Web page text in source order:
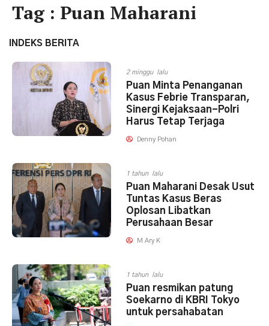
Tag : Puan Maharani
INDEKS BERITA
2 minggu lalu
Puan Minta Penanganan
Kasus Febrie Transparan,
Sinergi Kejaksaan-Polri
Harus Tetap Terjaga
Denny Pohan
1 tahun lalu
Puan Maharani Desak Usut
Tuntas Kasus Beras
Oplosan Libatkan
Perusahaan Besar
M Ary K
1 tahun lalu
Puan resmikan patung
Soekarno di KBRI Tokyo
untuk persahabatan